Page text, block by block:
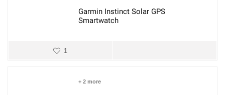
Garmin Instinct Solar GPS
Smartwatch
1
+ 2 more